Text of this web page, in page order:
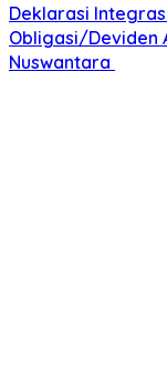
Deklarasi
Obligasi/Deviden
Nuswantara